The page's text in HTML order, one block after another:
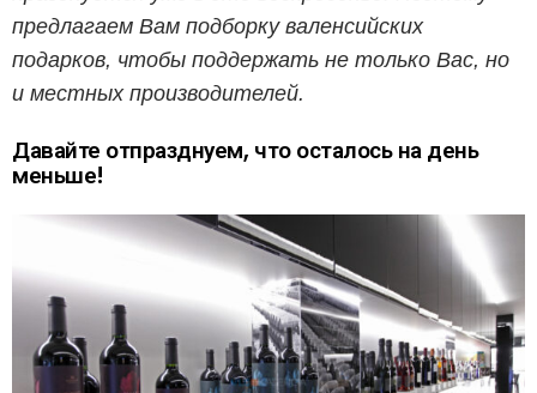
предлагаем Вам подборку валенсийских
подарков, чтобы поддержать не только Вас, но
и местных производителей.
Давайте отпразднуем, что осталось на день
меньше!